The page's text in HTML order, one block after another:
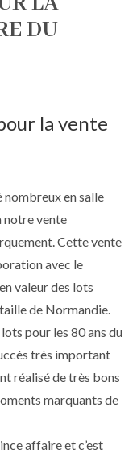
DU
la vente
nombreux en salle
notre vente
Cette vente
avec le
valeur des lots
de Normandie.
pour les 80 ans du
très important
réalisé de très bons
marquants de
affaire et c’est